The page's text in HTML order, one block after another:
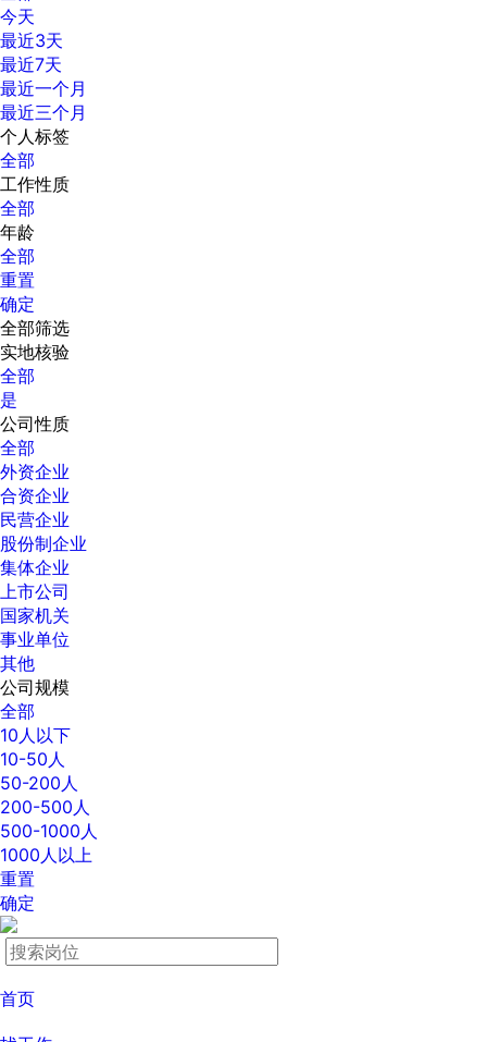
今天
最近3天
最近7天
最近一个月
最近三个月
个人标签
全部
工作性质
全部
年龄
全部
重置
确定
全部筛选
实地核验
全部
是
公司性质
全部
外资企业
合资企业
民营企业
股份制企业
集体企业
上市公司
国家机关
事业单位
其他
公司规模
全部
10人以下
10-50人
50-200人
200-500人
500-1000人
1000人以上
重置
确定
首页